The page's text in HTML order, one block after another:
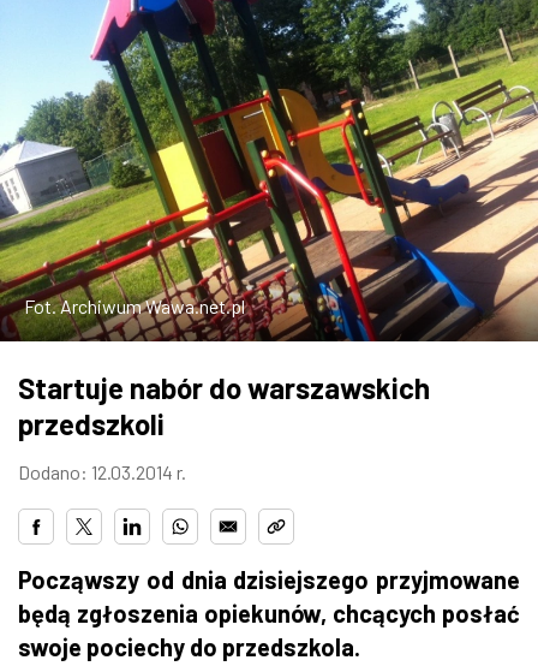
IMPREZY
KULTURA
ZDJĘCIA
W WARSZAWIE
MARKETPLACE
Fot. Archiwum Wawa.net.pl
Startuje nabór do warszawskich
przedszkoli
Dodano: 12.03.2014 r.
Począwszy od dnia dzisiejszego przyjmowane
będą zgłoszenia opiekunów, chcących posłać
swoje pociechy do przedszkola.